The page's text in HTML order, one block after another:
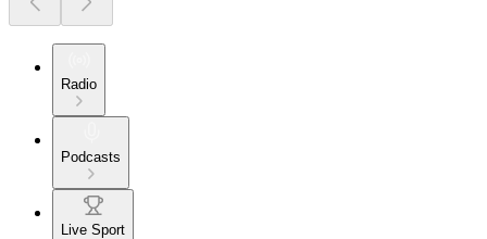
Radio
Podcasts
Live Sport